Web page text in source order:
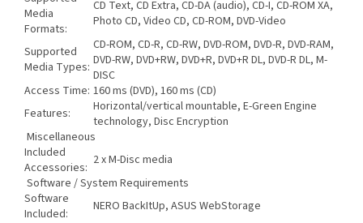
Media
Formats:
CD Text, CD Extra, CD-DA (audio), CD-I, CD-ROM XA,
Photo CD, Video CD, CD-ROM, DVD-Video
Supported
Media Types:
CD-ROM, CD-R, CD-RW, DVD-ROM, DVD-R, DVD-RAM,
DVD-RW, DVD+RW, DVD+R, DVD+R DL, DVD-R DL, M-
DISC
Access Time: 160 ms (DVD), 160 ms (CD)
Features:
Horizontal/vertical mountable, E-Green Engine
technology, Disc Encryption
Miscellaneous
Included
Accessories: 2 x M-Disc media
Software / System Requirements
Software
Included:
NERO BackItUp, ASUS WebStorage